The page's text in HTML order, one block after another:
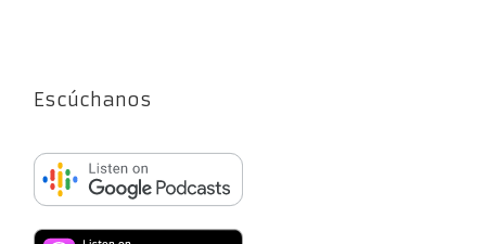
Escúchanos